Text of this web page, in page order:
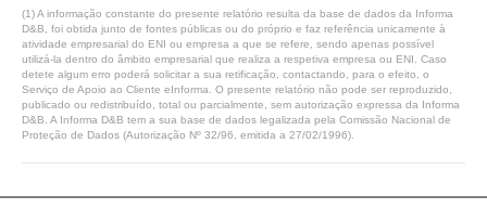
(1) A informação constante do presente relatório resulta da base de dados da Informa
D&B, foi obtida junto de fontes públicas ou do próprio e faz referência unicamente à
atividade empresarial do ENI ou empresa a que se refere, sendo apenas possível
utilizá-la dentro do âmbito empresarial que realiza a respetiva empresa ou ENI. Caso
detete algum erro poderá solicitar a sua retificação, contactando, para o efeito, o
Serviço de Apoio ao Cliente eInforma. O presente relatório não pode ser reproduzido,
publicado ou redistribuído, total ou parcialmente, sem autorização expressa da Informa
D&B. A Informa D&B tem a sua base de dados legalizada pela Comissão Nacional de
Proteção de Dados (Autorização Nº 32/96, emitida a 27/02/1996).